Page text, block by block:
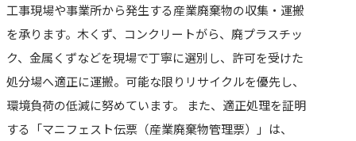
工事現場や事業所から発生する産業廃棄物の収集・運搬
を承ります。木くず、コンクリートがら、廃プラスチッ
ク、金属くずなどを現場で丁寧に選別し、許可を受けた
処分場へ適正に運搬。可能な限りリサイクルを優先し、
環境負荷の低減に努めています。 また、適正処理を証明
する「マニフェスト伝票（産業廃棄物管理票）」は、